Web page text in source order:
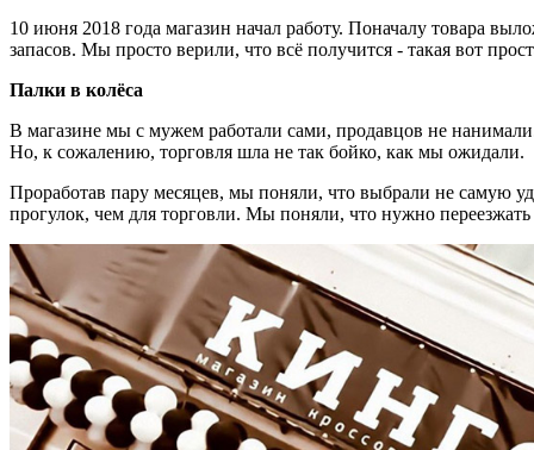
10 июня 2018 года магазин начал работу. Поначалу товара
запасов. Мы просто верили, что всё получится - такая вот
Палки в колёса
В магазине мы с мужем работали сами, продавцов не
Но, к сожалению, торговля шла не так бойко, как мы ожидали.
Проработав пару месяцев, мы поняли, что выбрали не самую
прогулок, чем для торговли. Мы поняли, что нужно